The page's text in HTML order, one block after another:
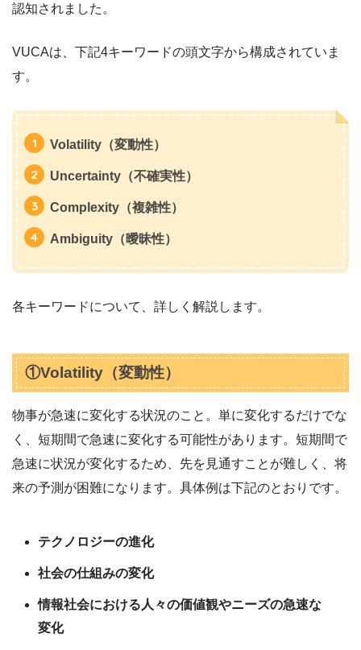
認知されました。
VUCAは、下記4キーワードの頭文字から構成されていま
す。
Volatility（変動性）
Uncertainty（不確実性）
Complexity（複雑性）
Ambiguity（曖昧性）
各キーワードについて、詳しく解説します。
①Volatility（変動性）
物事が急速に変化する状況のこと。単に変化するだけでな
く、短期間で急速に変化する可能性があります。短期間で
急速に状況が変化するため、先を見通すことが難しく、将
来の予測が困難になります。具体例は下記のとおりです。
テクノロジーの進化
社会の仕組みの変化
情報社会における人々の価値観やニーズの急速な
変化